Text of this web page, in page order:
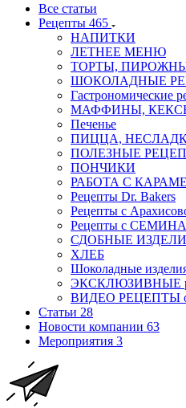
Все статьи
Рецепты 465
НАПИТКИ
ЛЕТНЕЕ МЕНЮ
ТОРТЫ,
ШОКОЛАДНЫЕ
Гастрономические
МАФФИНЫ,
Печенье
ПИЦЦА,
ПОЛЕЗНЫЕ
ПОНЧИКИ
РАБОТА С
Рецепты Dr. Bakers
Рецепты с
Рецепты с
СДОБНЫЕ
ХЛЕБ
Шоколадные
ЭКСКЛЮЗИВНЫЕ
ВИДЕО РЕЦЕПТЫ
Статьи 28
Новости компании 63
Мероприятия 3